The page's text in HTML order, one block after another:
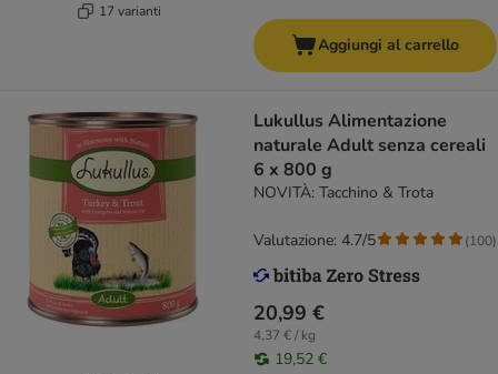
17 varianti
Aggiungi al carrello
Lukullus Alimentazione
naturale Adult senza cereali
6 x 800 g
NOVITÀ: Tacchino & Trota
20,99 €
4,37 € / kg
19,52 €
Valutazione: 4.7/5 (100)